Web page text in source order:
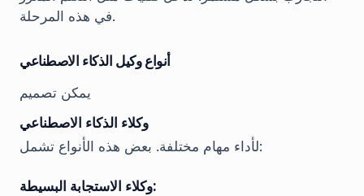
في هذه المرحلة.
أنواع وكيل الذكاء الاصطناعي
يمكن تصميم
وكلاء الذكاء الاصطناعي
لأداء مهام مختلفة. بعض هذه الأنواع تشمل:
وكلاء الاستجابة البسيطة: